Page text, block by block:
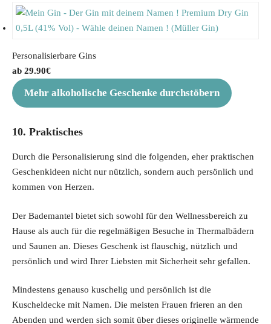
Personalisierbare Gins
29.90€
Mehr alkoholische Geschenke durchstöbern
10. Praktisches
Durch die Personalisierung sind die folgenden, eher praktischen
Geschenkideen nicht nur nützlich, sondern auch persönlich und
kommen von Herzen.
Der Bademantel bietet sich sowohl für den Wellnessbereich zu
Hause als auch für die regelmäßigen Besuche in Thermalbädern
und Saunen an. Dieses Geschenk ist flauschig, nützlich und
persönlich und wird Ihrer Liebsten mit Sicherheit sehr gefallen.
Mindestens genauso kuschelig und persönlich ist die
Kuscheldecke mit Namen. Die meisten Frauen frieren an den
Abenden und werden sich somit über dieses originelle wärmende